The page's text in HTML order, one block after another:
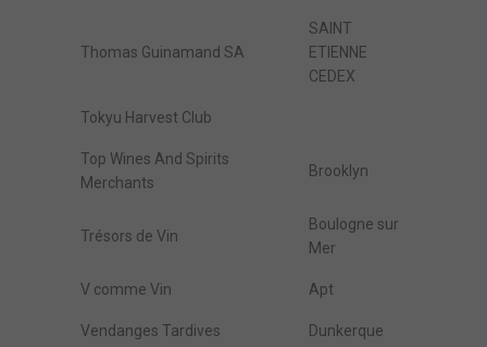
Thomas Guinamand SA
SAINT
ETIENNE
CEDEX
Tokyu Harvest Club
Top Wines And Spirits
Merchants
Brooklyn
Trésors de Vin
Boulogne sur
Mer
V comme Vin Apt
Vendanges Tardives Dunkerque